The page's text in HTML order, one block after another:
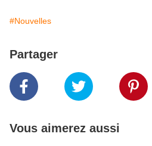
#Nouvelles
Partager
Vous aimerez aussi